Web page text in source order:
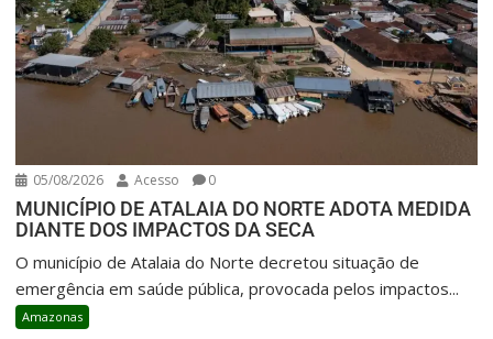
05/08/2026 Acesso 0
MUNICÍPIO DE ATALAIA DO NORTE ADOTA MEDIDA
DIANTE DOS IMPACTOS DA SECA
O município de Atalaia do Norte decretou situação de
emergência em saúde pública, provocada pelos impactos...
Amazonas